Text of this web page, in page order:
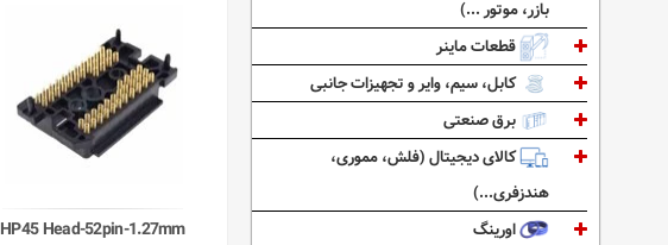
HP45 Head-52pin-1.27mm
بازر، موتور ...)
قطعات ماینر
کابل، سیم، وایر و تجهیزات جانبی
برق صنعتی
کالای دیجیتال (فلش، مموری،
هندزفری...)
اورینگ